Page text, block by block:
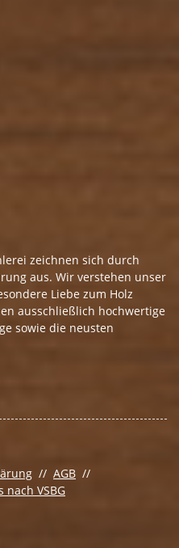
zeichnen sich durch
aus. Wir verstehen unser
Liebe zum Holz
ausschließlich hochwertige
sowie die neusten
// AGB //
nach VSBG